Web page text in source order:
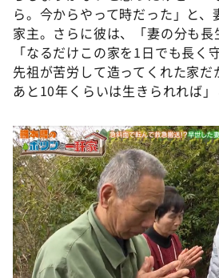
ら。今からやって時だった」と、
家主。さらに彼は、「妻の分も長
「なるだけこの家を1日でも長く
先祖が苦労して造ってくれた家だ
あと10年くらいは生きられれば」